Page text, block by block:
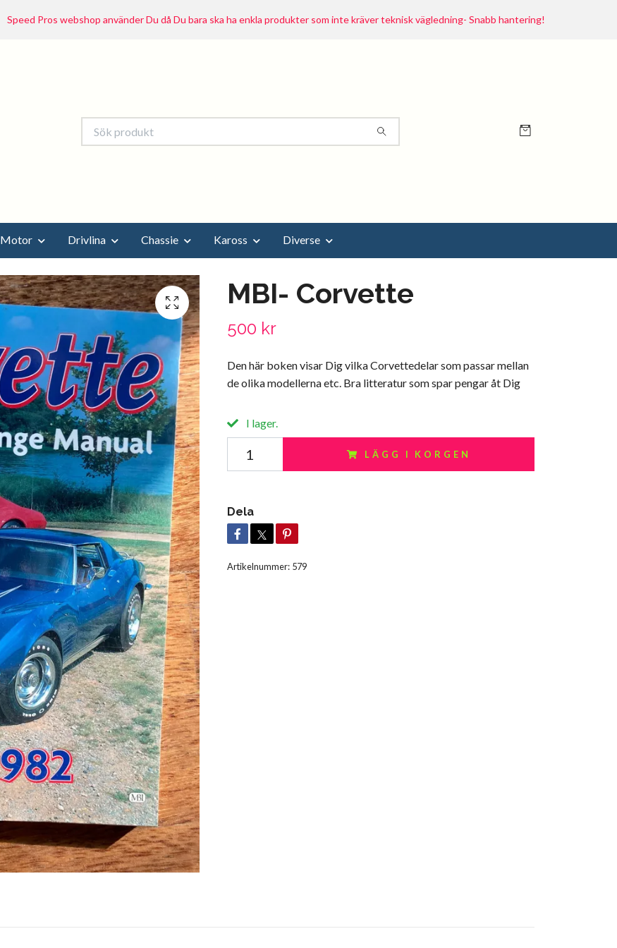
Speed Pros webshop använder Du då Du bara ska ha enkla produkter som inte kräver teknisk vägledning- Snabb hantering!
Motor Drivlina Chassie Kaross Diverse
MBI- Corvette
500 kr
Den här boken visar Dig vilka Corvettedelar som passar mellan
de olika modellerna etc. Bra litteratur som spar pengar åt Dig
I lager.
LÄGG I KORGEN
Dela
Artikelnummer: 579